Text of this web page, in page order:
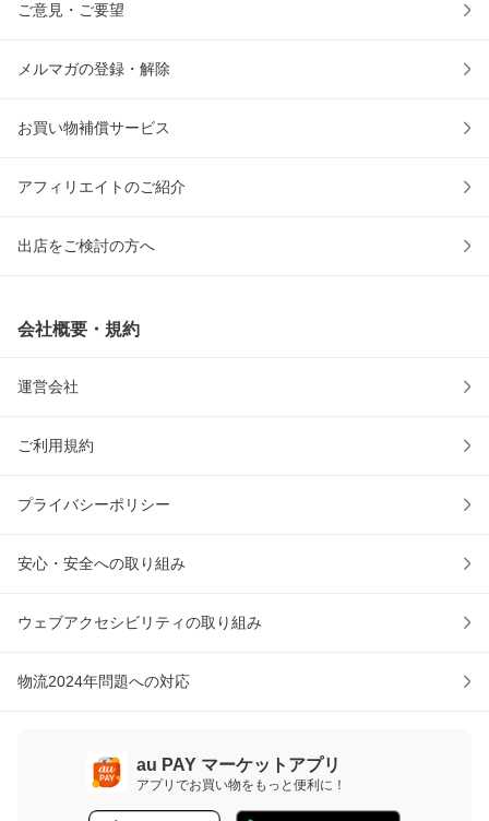
ご意見・ご要望
メルマガの登録・解除
お買い物補償サービス
アフィリエイトのご紹介
出店をご検討の方へ
会社概要・規約
運営会社
ご利用規約
プライバシーポリシー
安心・安全への取り組み
ウェブアクセシビリティの取り組み
物流2024年問題への対応
au PAY マーケットアプリ
アプリでお買い物をもっと便利に！